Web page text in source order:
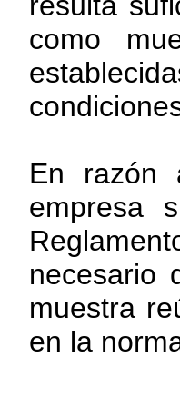
como
En razón
empresa
necesario
muestra
en la